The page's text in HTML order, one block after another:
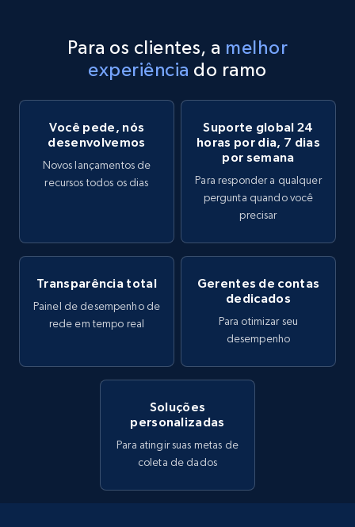
Para os clientes, a melhor
experiência do ramo
Você pede, nós
desenvolvemos
Novos lançamentos de
recursos todos os dias
Suporte global 24
horas por dia, 7 dias
por semana
Para responder a qualquer
pergunta quando você
precisar
Transparência total
Painel de desempenho de
rede em tempo real
Gerentes de contas
dedicados
Para otimizar seu
desempenho
Soluções
personalizadas
Para atingir suas metas de
coleta de dados